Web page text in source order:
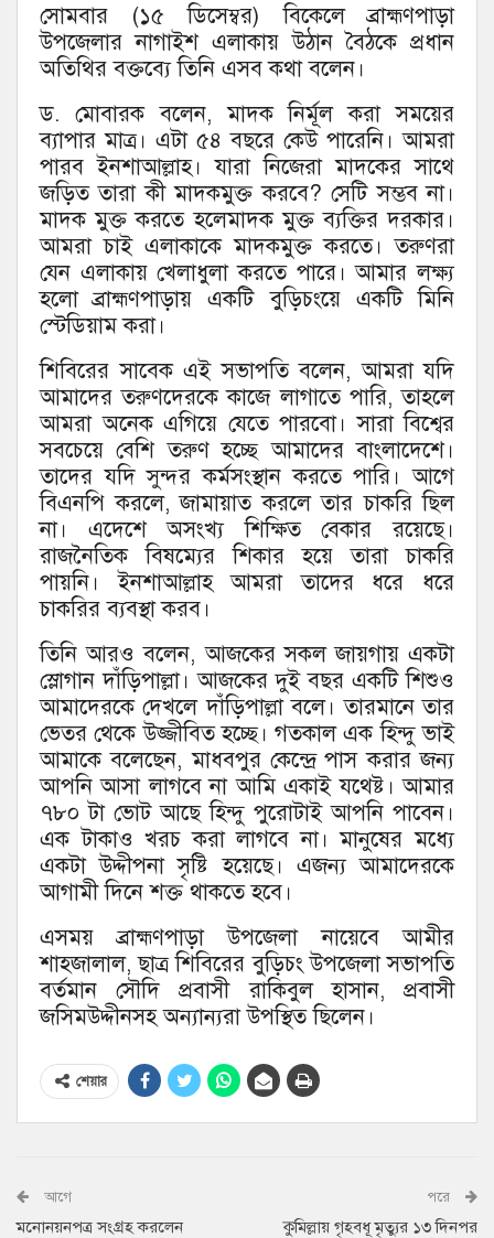
সোমবার (১৫ ডিসেম্বর) বিকেলে ব্রাহ্মণপাড়া
উপজেলার নাগাইশ এলাকায় উঠান বৈঠকে প্রধান
অতিথির বক্তব্যে তিনি এসব কথা বলেন।
ড. মোবারক বলেন, মাদক নির্মূল করা সময়ের
ব্যাপার মাত্র। এটা ৫৪ বছরে কেউ পারেনি। আমরা
পারব ইনশাআল্লাহ। যারা নিজেরা মাদকের সাথে
জড়িত তারা কী মাদকমুক্ত করবে? সেটি সম্ভব না।
মাদক মুক্ত করতে হলেমাদক মুক্ত ব্যক্তির দরকার।
আমরা চাই এলাকাকে মাদকমুক্ত করতে। তরুণরা
যেন এলাকায় খেলাধুলা করতে পারে। আমার লক্ষ্য
হলো ব্রাহ্মণপাড়ায় একটি বুড়িচংয়ে একটি মিনি
স্টেডিয়াম করা।
শিবিরের সাবেক এই সভাপতি বলেন, আমরা যদি
আমাদের তরুণদেরকে কাজে লাগাতে পারি, তাহলে
আমরা অনেক এগিয়ে যেতে পারবো। সারা বিশ্বের
সবচেয়ে বেশি তরুণ হচ্ছে আমাদের বাংলাদেশে।
তাদের যদি সুন্দর কর্মসংস্থান করতে পারি। আগে
বিএনপি করলে, জামায়াত করলে তার চাকরি ছিল
না। এদেশে অসংখ্য শিক্ষিত বেকার রয়েছে।
রাজনৈতিক বিষম্যের শিকার হয়ে তারা চাকরি
পায়নি। ইনশাআল্লাহ আমরা তাদের ধরে ধরে
চাকরির ব্যবস্থা করব।
তিনি আরও বলেন, আজকের সকল জায়গায় একটা
স্লোগান দাঁড়িপাল্লা। আজকের দুই বছর একটি শিশুও
আমাদেরকে দেখলে দাঁড়িপাল্লা বলে। তারমানে তার
ভেতর থেকে উজ্জীবিত হচ্ছে। গতকাল এক হিন্দু ভাই
আমাকে বলেছেন, মাধবপুর কেন্দ্রে পাস করার জন্য
আপনি আসা লাগবে না আমি একাই যথেষ্ট। আমার
৭৮০ টা ভোট আছে হিন্দু পুরোটাই আপনি পাবেন।
এক টাকাও খরচ করা লাগবে না। মানুষের মধ্যে
একটা উদ্দীপনা সৃষ্টি হয়েছে। এজন্য আমাদেরকে
আগামী দিনে শক্ত থাকতে হবে।
এসময় ব্রাহ্মণপাড়া উপজেলা নায়েবে আমীর
শাহজালাল, ছাত্র শিবিরের বুড়িচং উপজেলা সভাপতি
বর্তমান সৌদি প্রবাসী রাকিবুল হাসান, প্রবাসী
জসিমউদ্দীনসহ অন্যান্যরা উপস্থিত ছিলেন।
শেয়ার
আগে
মনোনয়নপত্র সংগ্রহ করলেন
পরে
কুমিল্লায় গৃহবধূ মৃত্যুর ১৩ দিনপর